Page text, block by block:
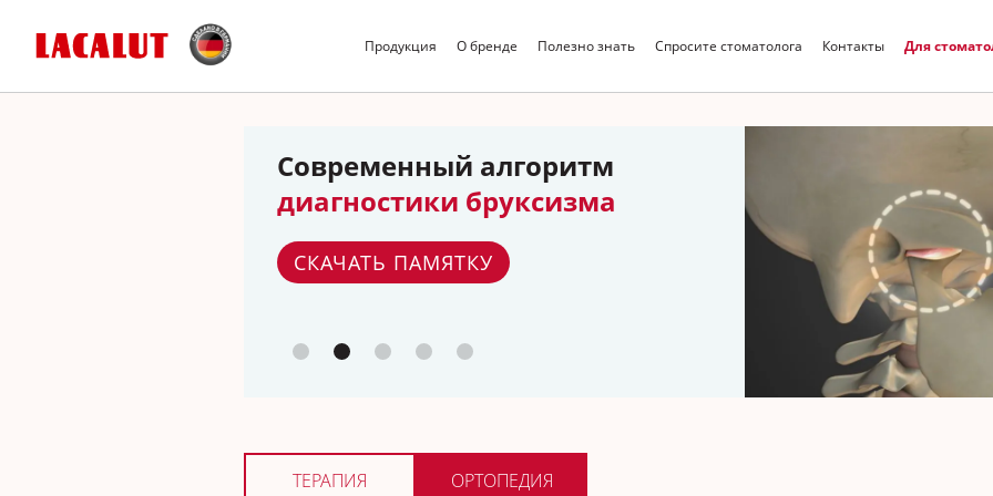
Продукция О бренде Полезно знать Спросите стоматолога Контакты Для
Современный алгоритм
диагностики бруксизма
СКАЧАТЬ ПАМЯТКУ
ТЕРАПИЯ ОРТОПЕДИЯ